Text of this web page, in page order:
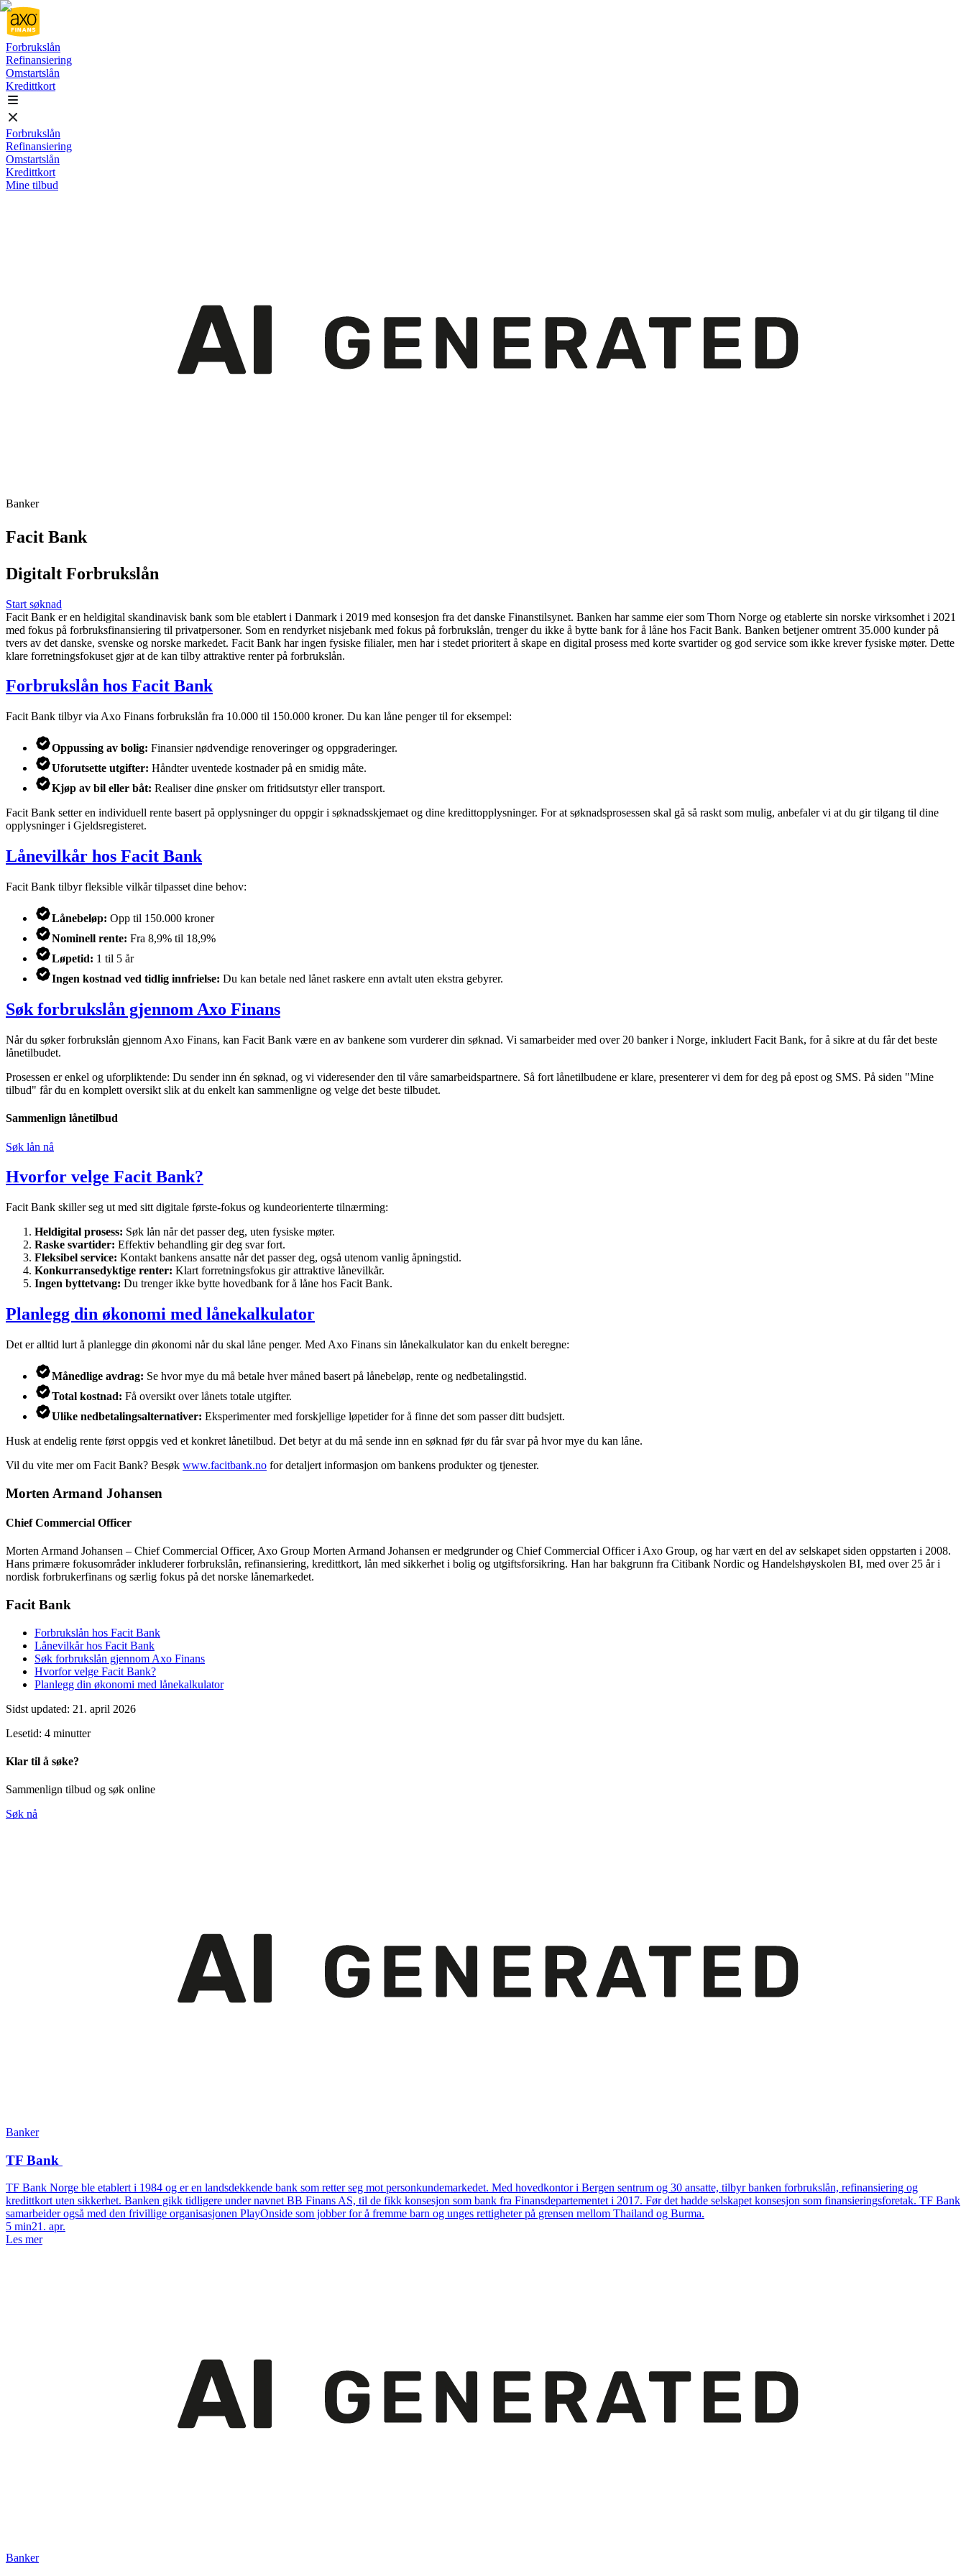
Forbrukslån
Refinansiering
Omstartslån
Kredittkort
Forbrukslån
Refinansiering
Omstartslån
Kredittkort
Mine tilbud
Banker
Facit Bank
Digitalt Forbrukslån
Start søknad
Facit Bank er en heldigital skandinavisk bank som ble etablert i Danmark i 2019 med konsesjon fra det danske Finanstilsynet. Banken har samme eier som Thorn Norge og etablerte sin norske virksomhet i 2021
med fokus på forbruksfinansiering til privatpersoner. Som en rendyrket nisjebank med fokus på forbrukslån, trenger du ikke å bytte bank for å låne hos Facit Bank. Banken betjener omtrent 35.000 kunder på
tvers av det danske, svenske og norske markedet. Facit Bank har ingen fysiske filialer, men har i stedet prioritert å skape en digital prosess med korte svartider og god service som ikke krever fysiske møter. Dette
klare forretningsfokuset gjør at de kan tilby attraktive renter på forbrukslån.
Forbrukslån hos Facit Bank
Facit Bank tilbyr via Axo Finans forbrukslån fra 10.000 til 150.000 kroner. Du kan låne penger til for eksempel:
Oppussing av bolig: Finansier nødvendige renoveringer og oppgraderinger.
Uforutsette utgifter: Håndter uventede kostnader på en smidig måte.
Kjøp av bil eller båt: Realiser dine ønsker om fritidsutstyr eller transport.
Facit Bank setter en individuell rente basert på opplysninger du oppgir i søknadsskjemaet og dine kredittopplysninger. For at søknadsprosessen skal gå så raskt som mulig, anbefaler vi at du gir tilgang til dine
opplysninger i Gjeldsregisteret.
Lånevilkår hos Facit Bank
Facit Bank tilbyr fleksible vilkår tilpasset dine behov:
Lånebeløp: Opp til 150.000 kroner
Nominell rente: Fra 8,9% til 18,9%
Løpetid: 1 til 5 år
Ingen kostnad ved tidlig innfrielse: Du kan betale ned lånet raskere enn avtalt uten ekstra gebyrer.
Søk forbrukslån gjennom Axo Finans
Når du søker forbrukslån gjennom Axo Finans, kan Facit Bank være en av bankene som vurderer din søknad. Vi samarbeider med over 20 banker i Norge, inkludert Facit Bank, for å sikre at du får det beste
lånetilbudet.
Prosessen er enkel og uforpliktende: Du sender inn én søknad, og vi videresender den til våre samarbeidspartnere. Så fort lånetilbudene er klare, presenterer vi dem for deg på epost og SMS. På siden "Mine
tilbud" får du en komplett oversikt slik at du enkelt kan sammenligne og velge det beste tilbudet.
Sammenlign lånetilbud
Søk lån nå
Hvorfor velge Facit Bank?
Facit Bank skiller seg ut med sitt digitale første-fokus og kundeorienterte tilnærming:
Heldigital prosess: Søk lån når det passer deg, uten fysiske møter.
Raske svartider: Effektiv behandling gir deg svar fort.
Fleksibel service: Kontakt bankens ansatte når det passer deg, også utenom vanlig åpningstid.
Konkurransedyktige renter: Klart forretningsfokus gir attraktive lånevilkår.
Ingen byttetvang: Du trenger ikke bytte hovedbank for å låne hos Facit Bank.
Planlegg din økonomi med lånekalkulator
Det er alltid lurt å planlegge din økonomi når du skal låne penger. Med Axo Finans sin lånekalkulator kan du enkelt beregne:
Månedlige avdrag: Se hvor mye du må betale hver måned basert på lånebeløp, rente og nedbetalingstid.
Total kostnad: Få oversikt over lånets totale utgifter.
Ulike nedbetalingsalternativer: Eksperimenter med forskjellige løpetider for å finne det som passer ditt budsjett.
Husk at endelig rente først oppgis ved et konkret lånetilbud. Det betyr at du må sende inn en søknad før du får svar på hvor mye du kan låne.
Vil du vite mer om Facit Bank? Besøk www.facitbank.no for detaljert informasjon om bankens produkter og tjenester.
Morten Armand Johansen
Chief Commercial Officer
Morten Armand Johansen – Chief Commercial Officer, Axo Group Morten Armand Johansen er medgrunder og Chief Commercial Officer i Axo Group, og har vært en del av selskapet siden oppstarten i 2008.
Hans primære fokusområder inkluderer forbrukslån, refinansiering, kredittkort, lån med sikkerhet i bolig og utgiftsforsikring. Han har bakgrunn fra Citibank Nordic og Handelshøyskolen BI, med over 25 år i
nordisk forbrukerfinans og særlig fokus på det norske lånemarkedet.
Facit Bank
Forbrukslån hos Facit Bank
Lånevilkår hos Facit Bank
Søk forbrukslån gjennom Axo Finans
Hvorfor velge Facit Bank?
Planlegg din økonomi med lånekalkulator
Sidst updated: 21. april 2026
Lesetid: 4 minutter
Klar til å søke?
Sammenlign tilbud og søk online
Søk nå
Banker
TF Bank
TF Bank Norge ble etablert i 1984 og er en landsdekkende bank som retter seg mot personkundemarkedet. Med hovedkontor i Bergen sentrum og 30 ansatte, tilbyr banken forbrukslån, refinansiering og
kredittkort uten sikkerhet. Banken gikk tidligere under navnet BB Finans AS, til de fikk konsesjon som bank fra Finansdepartementet i 2017. Før det hadde selskapet konsesjon som finansieringsforetak. TF Bank
samarbeider også med den frivillige organisasjonen PlayOnside som jobber for å fremme barn og unges rettigheter på grensen mellom Thailand og Burma.
5 min21. apr.
Les mer
Banker